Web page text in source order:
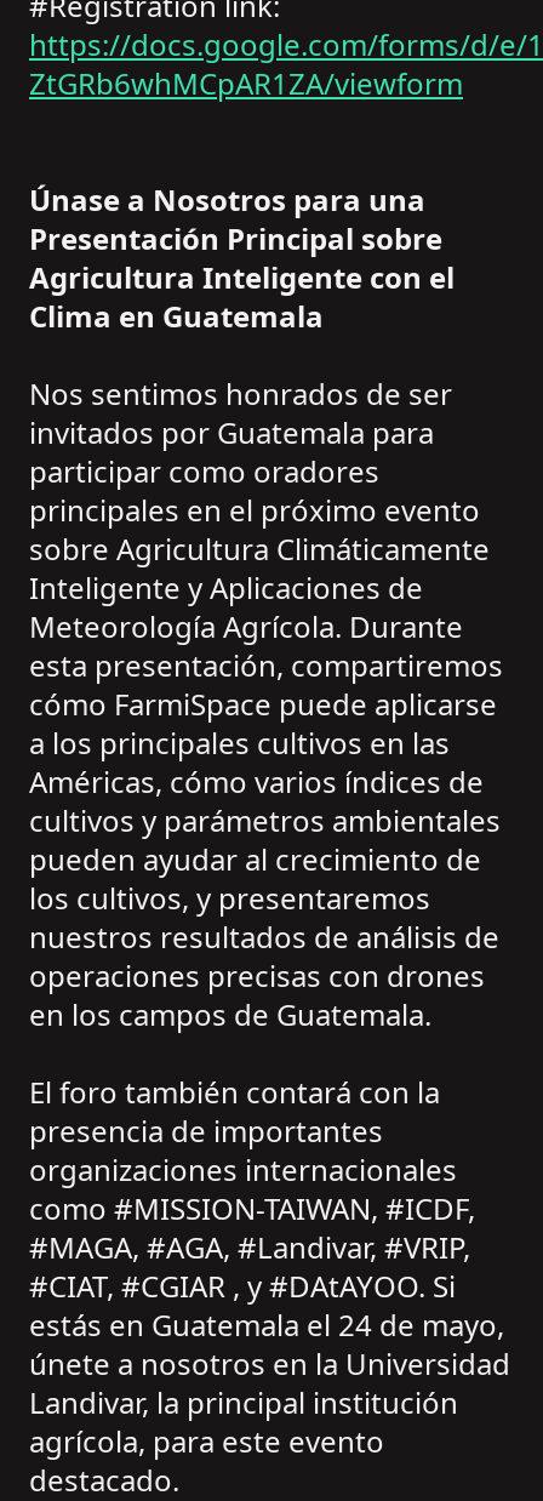
https://docs.google.com/forms/d/e/
ZtGRb6whMCpAR1ZA/viewform
Únase a Nosotros para una
Presentación Principal sobre
Agricultura Inteligente con el
Clima en Guatemala
Nos sentimos honrados de ser
invitados por Guatemala para
participar como oradores
principales en el próximo evento
sobre Agricultura Climáticamente
Inteligente y Aplicaciones de
Meteorología Agrícola. Durante
esta presentación, compartiremos
cómo FarmiSpace puede aplicarse
a los principales cultivos en las
Américas, cómo varios índices de
cultivos y parámetros ambientales
pueden ayudar al crecimiento de
los cultivos, y presentaremos
nuestros resultados de análisis de
operaciones precisas con drones
en los campos de Guatemala.
El foro también contará con la
presencia de importantes
organizaciones internacionales
como #MISSION-TAIWAN, #ICDF,
#MAGA, #AGA, #Landivar, #VRIP,
#CIAT, #CGIAR , y #DAtAYOO. Si
estás en Guatemala el 24 de mayo,
únete a nosotros en la Universidad
Landivar, la principal institución
agrícola, para este evento
destacado.